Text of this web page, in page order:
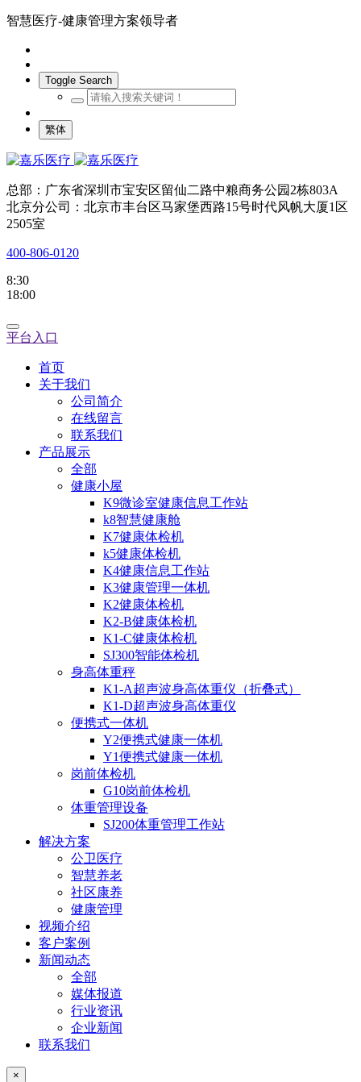
智慧医疗-健康管理方案领导者
Toggle Search
繁体
总部：广东省深圳市宝安区留仙二路中粮商务公园2栋803A
北京分公司：北京市丰台区马家堡西路15号时代风帆大厦1区
2505室
400-806-0120
8:30
18:00
平台入口
首页
关于我们
公司简介
在线留言
联系我们
产品展示
全部
健康小屋
K9微诊室健康信息工作站
k8智慧健康舱
K7健康体检机
k5健康体检机
K4健康信息工作站
K3健康管理一体机
K2健康体检机
K2-B健康体检机
K1-C健康体检机
SJ300智能体检机
身高体重秤
K1-A超声波身高体重仪（折叠式）
K1-D超声波身高体重仪
便携式一体机
Y2便携式健康一体机
Y1便携式健康一体机
岗前体检机
G10岗前体检机
体重管理设备
SJ200体重管理工作站
解决方案
公卫医疗
智慧养老
社区康养
健康管理
视频介绍
客户案例
新闻动态
全部
媒体报道
行业资讯
企业新闻
联系我们
×